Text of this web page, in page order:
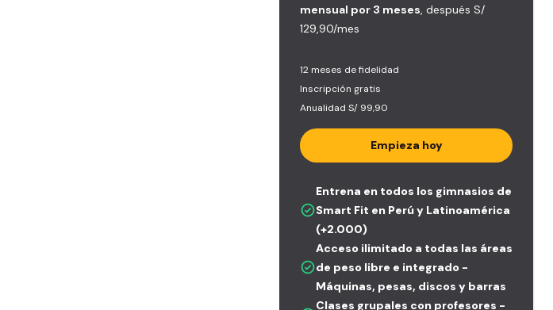
mensual por 3 meses , después S/
129,90/mes
12 meses de fidelidad
Inscripción gratis
Anualidad S/ 99,90
Empieza hoy
Entrena en todos los gimnasios de
Smart Fit en Perú y Latinoamérica
(+2.000)
Acceso ilimitado a todas las áreas
de peso libre e integrado -
Máquinas, pesas, discos y barras
Clases grupales con profesores -